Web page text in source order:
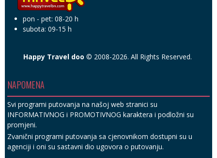
pon - pet: 08-20 h
subota: 09-15 h
Happy Travel doo © 2008-2026. All Rights Reserved.
NAPOMENA
Svi programi putovanja na našoj web stranici su
INFORMATIVNOG i PROMOTIVNOG karaktera i podložni su
promjeni.
Zvanični programi putovanja sa cjenovnikom dostupni su u
agenciji i oni su sastavni dio ugovora o putovanju.